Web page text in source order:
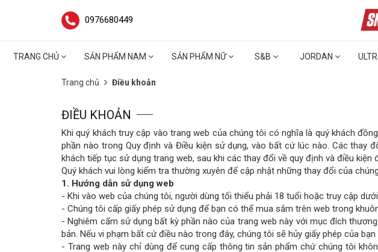
0976680449
TRANG CHỦ SẢN PHẨM NAM SẢN PHẨM NỮ S&B JORDAN
Trang chủ Điều khoản
ĐIỀU KHOẢN
Khi quý khách truy cập vào trang web của chúng tôi có nghĩa là quý khách
phần nào trong Quy định và Điều kiện sử dụng, vào bất cứ lúc nào. Các
khách tiếp tục sử dụng trang web, sau khi các thay đổi về quy định và điều
Quý khách vui lòng kiểm tra thường xuyên để cập nhật những thay đổi của
1. Hướng dẫn sử dụng web
- Khi vào web của chúng tôi, người dùng tối thiểu phải 18 tuổi hoặc truy cập
- Chúng tôi cấp giấy phép sử dụng để bạn có thể mua sắm trên web trong
- Nghiêm cấm sử dụng bất kỳ phần nào của trang web này với mục đích
bản. Nếu vi phạm bất cứ điều nào trong đây, chúng tôi sẽ hủy giấy phép của
- Trang web này chỉ dùng để cung cấp thông tin sản phẩm chứ chúng tôi